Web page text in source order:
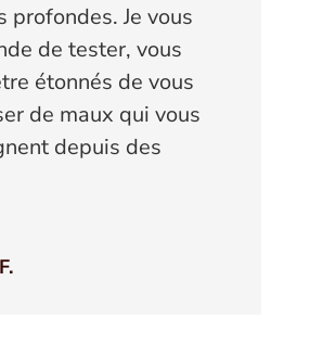
profondes. Je vous
de tester, vous
étonnés de vous
de maux qui vous
depuis des